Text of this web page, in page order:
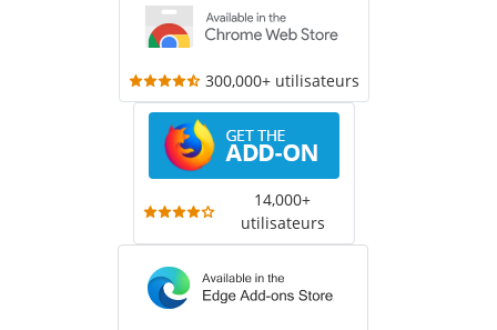
300,000+ utilisateurs
14,000+
utilisateurs